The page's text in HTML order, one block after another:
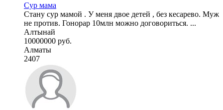
Сур мама
Стану сур мамой . У меня двое детей , без кесарево. Муж
не против. Гонорар 10млн можно договориться. ...
Алтынай
10000000 руб.
Алматы
2407